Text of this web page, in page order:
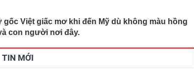
bất ngờ giảm, hụt xa ước tính, dự báo khả năng
9 lập tức giảm
quỹ vàng lớn nhất thế giới có động thái mới
tờ người dân cần sớm tích hợp vào VNeID để
Việt giấc mơ khi đến Mỹ dù không màu hồng
con người nơi đây.
TIN MỚI